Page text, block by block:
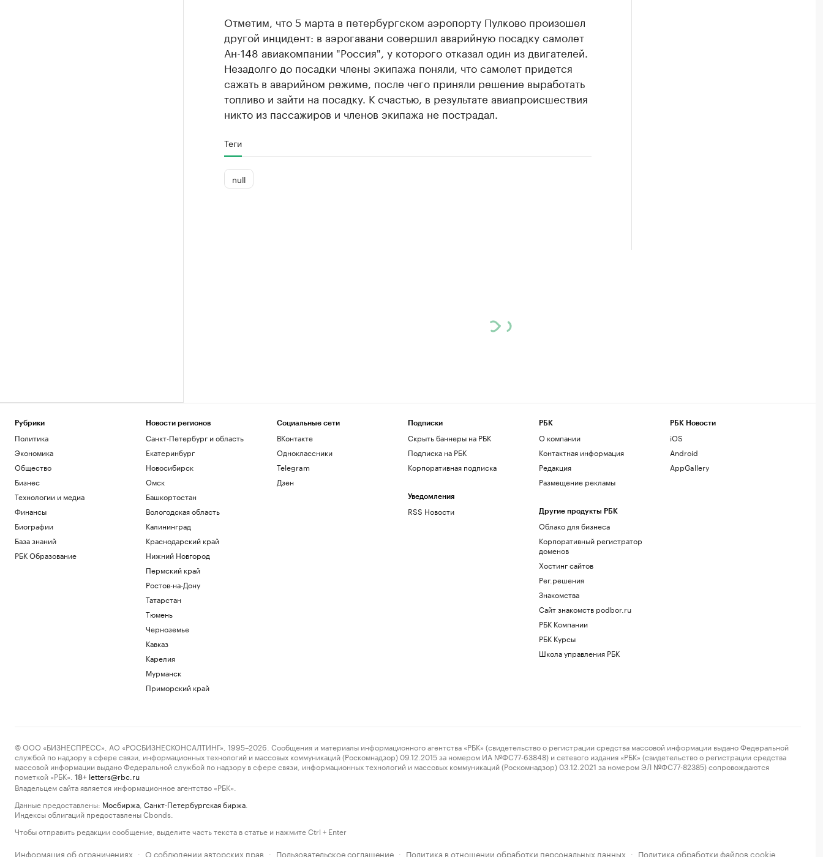
Отметим, что 5 марта в петербургском аэропорту Пулково произошел
другой инцидент: в аэрогавани совершил аварийную посадку самолет
Ан-148 авиакомпании "Россия", у которого отказал один из двигателей.
Незадолго до посадки члены экипажа поняли, что самолет придется
сажать в аварийном режиме, после чего приняли решение выработать
топливо и зайти на посадку. К счастью, в результате авиапроисшествия
никто из пассажиров и членов экипажа не пострадал.
Теги
null
Рубрики
Политика
Экономика
Общество
Бизнес
Технологии и медиа
Финансы
Биографии
База знаний
РБК Образование
Новости регионов
Санкт-Петербург и область
Екатеринбург
Новосибирск
Омск
Башкортостан
Вологодская область
Калининград
Краснодарский край
Нижний Новгород
Пермский край
Ростов-на-Дону
Татарстан
Тюмень
Черноземье
Кавказ
Карелия
Мурманск
Приморский край
Социальные сети
ВКонтакте
Одноклассники
Telegram
Дзен
Подписки
Скрыть баннеры на РБК
Подписка на РБК
Корпоративная подписка
Уведомления
RSS Новости
РБК
О компании
Контактная информация
Редакция
Размещение рекламы
Другие продукты РБК
Облако для бизнеса
Корпоративный регистратор
доменов
Хостинг сайтов
Рег.решения
Знакомства
Сайт знакомств podbor.ru
РБК Компании
РБК Курсы
Школа управления РБК
РБК Новости
iOS
Android
AppGallery
© ООО «БИЗНЕСПРЕСС», АО «РОСБИЗНЕСКОНСАЛТИНГ», 1995–2026. Сообщения и материалы информационного агентства «РБК» (свидетельство о регистрации средства массовой информации выдано Федеральной
службой по надзору в сфере связи, информационных технологий и массовых коммуникаций (Роскомнадзор) 09.12.2015 за номером ИА №ФС77-63848) и сетевого издания «РБК» (свидетельство о регистрации средства
массовой информации выдано Федеральной службой по надзору в сфере связи, информационных технологий и массовых коммуникаций (Роскомнадзор) 03.12.2021 за номером ЭЛ №ФС77-82385) сопровождаются
пометкой «РБК».
18+ letters@rbc.ru
Владельцем сайта является информационное агентство «РБК».
Данные предоставлены: Мосбиржа Санкт-Петербургская биржа
Индексы облигаций предоставлены Cbonds.
Чтобы отправить редакции сообщение, выделите часть текста в статье и нажмите Ctrl + Enter
Информация об ограничениях · О соблюдении авторских прав · Пользовательское соглашение · Политика в отношении обработки персональных данных · Политика обработки файлов cookie